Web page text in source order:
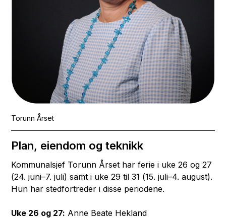
Torunn Årset
Plan, eiendom og teknikk
Kommunalsjef Torunn Årset har ferie i uke 26 og 27
(24. juni–7. juli) samt i uke 29 til 31 (15. juli–4. august).
Hun har stedfortreder i disse periodene.
Uke 26 og 27: Anne Beate Hekland